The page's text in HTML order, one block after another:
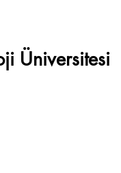
Üniversitesi